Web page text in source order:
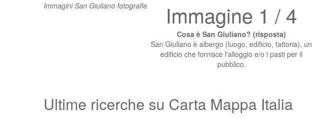
Immagini San Giuliano fotografie Immagine 1 / 4
Cosa è San Giuliano? (risposta)
San Giuliano è albergo (luogo, edificio, fattoria), un
edificio che fornisce l'alloggio e/o i pasti per il
pubblico.
Ultime ricerche su Carta Mappa Italia